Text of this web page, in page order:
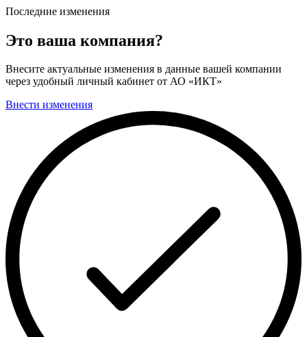
Последние изменения
Это ваша компания?
Внесите актуальные изменения в данные вашей компании
через удобный личный кабинет от АО «ИКТ»
Внести изменения